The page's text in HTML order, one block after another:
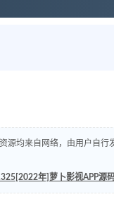
源均来自网络，由用户自行
年]萝卜影视APP源